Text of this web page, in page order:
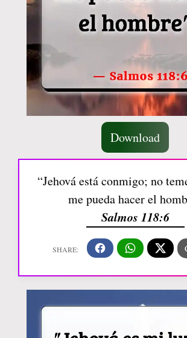
Download
“Jehová está conmigo; no
me pueda hacer el
Salmos 118:6